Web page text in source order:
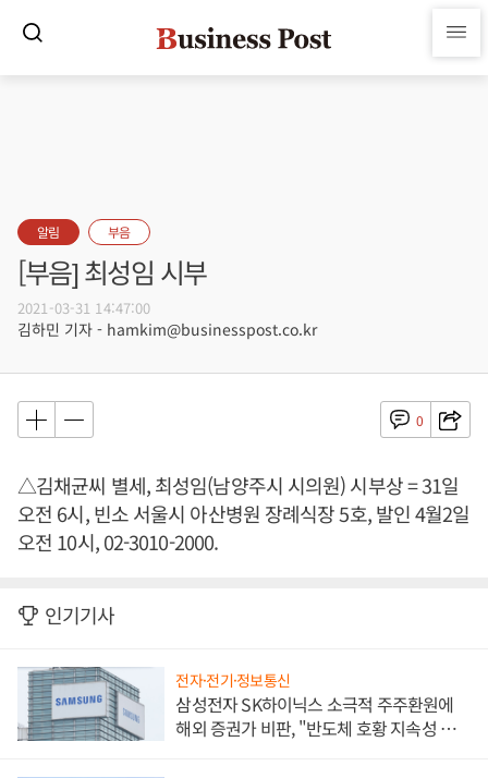
알림 부음
[부음] 최성임 시부
2021-03-31 14:47:00
김하민 기자 - hamkim@businesspost.co.kr
0
△김채균씨 별세, 최성임(남양주시 시의원) 시부상 = 31일
오전 6시, 빈소 서울시 아산병원 장례식장 5호, 발인 4월2일
오전 10시, 02-3010-2000.
인기기사
전자·전기·정보통신
삼성전자 SK하이닉스 소극적 주주환원에
해외 증권가 비판, "반도체 호황 지속성 의